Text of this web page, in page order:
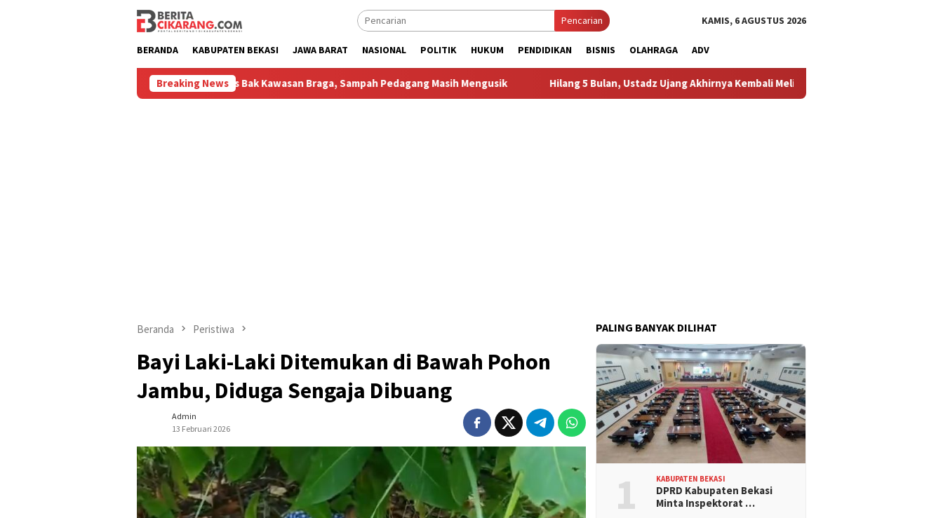
Pencarian KAMIS, 6 AGUSTUS 2026
BERANDA KABUPATEN BEKASI JAWA BARAT NASIONAL POLITIK HUKUM PENDIDIKAN BISNIS OLAHRAGA ADV
Breaking News
Pasar Baru Cikarang Dipoles Bak Kawasan Braga, Sampah Pedagang Masih Mengusik Hilang 5 Bulan, Ustadz Ujang Akhirnya Kembali Melihat Motor Kesayangannya
Beranda Peristiwa
Bayi Laki-Laki Ditemukan di Bawah Pohon
Jambu, Diduga Sengaja Dibuang
Admin
13 Februari 2026
PALING BANYAK DILIHAT
1 KABUPATEN BEKASI
DPRD Kabupaten Bekasi
Minta Inspektorat …